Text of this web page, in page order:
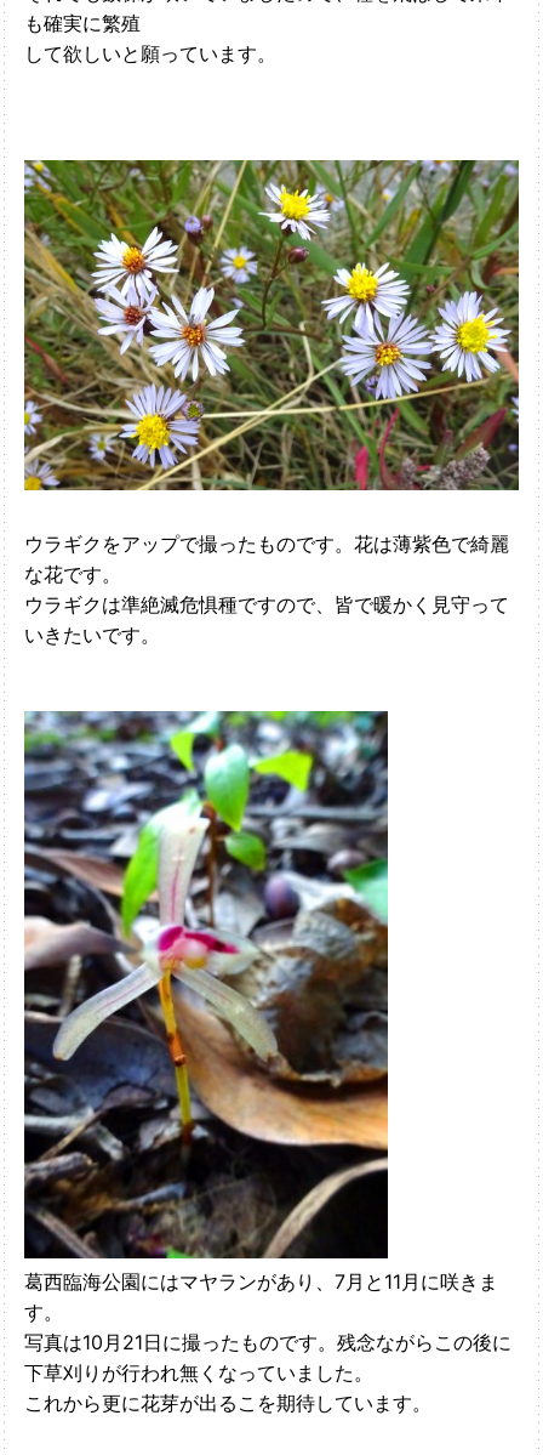
も確実に繁殖
して欲しいと願っています。
ウラギクをアップで撮ったものです。花は薄紫色で綺麗
な花です。
ウラギクは準絶滅危惧種ですので、皆で暖かく見守って
いきたいです。
葛西臨海公園にはマヤランがあり、7月と11月に咲きま
す。
写真は10月21日に撮ったものです。残念ながらこの後に
下草刈りが行われ無くなっていました。
これから更に花芽が出るこを期待しています。